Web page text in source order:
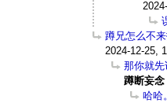
蹲兄怎么不
2024-12-25,
那你就
蹲断妄念
哈哈。